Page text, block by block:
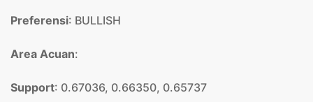
Preferensi: BULLISH
Area Acuan:
Support: 0.67036, 0.66350, 0.65737